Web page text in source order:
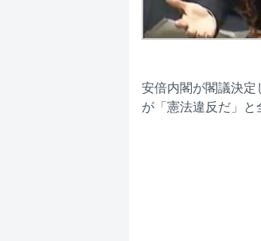
安倍内閣が閣議決
が「憲法違反だ」と